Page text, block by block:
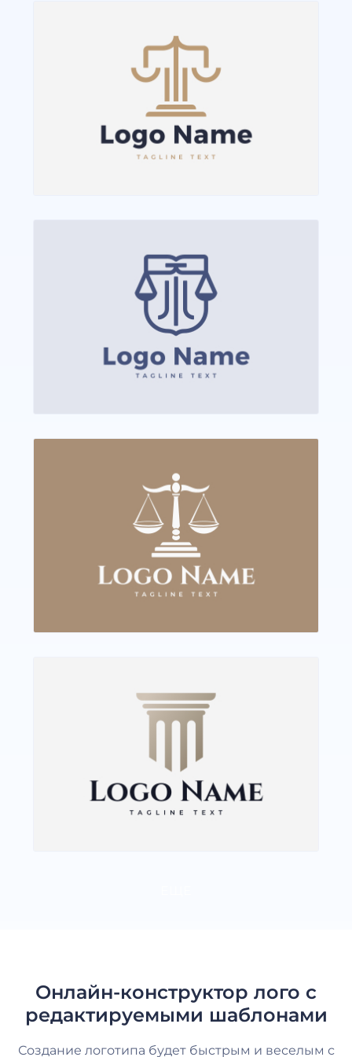
Онлайн-конструктор лого с
редактируемыми шаблонами
Создание логотипа будет быстрым и веселым с